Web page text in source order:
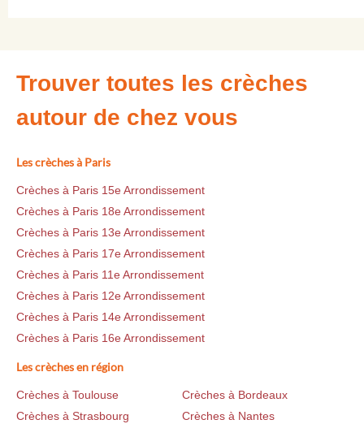
Trouver toutes les crèches
autour de chez vous
Les crèches à Paris
Crèches à Paris 15e Arrondissement
Crèches à Paris 18e Arrondissement
Crèches à Paris 13e Arrondissement
Crèches à Paris 17e Arrondissement
Crèches à Paris 11e Arrondissement
Crèches à Paris 12e Arrondissement
Crèches à Paris 14e Arrondissement
Crèches à Paris 16e Arrondissement
Les crèches en région
Crèches à Toulouse
Crèches à Bordeaux
Crèches à Strasbourg
Crèches à Nantes